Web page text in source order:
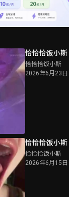
恰恰恰饭小斯
2026年6月23日
恰恰恰饭小斯
2026年6月15日